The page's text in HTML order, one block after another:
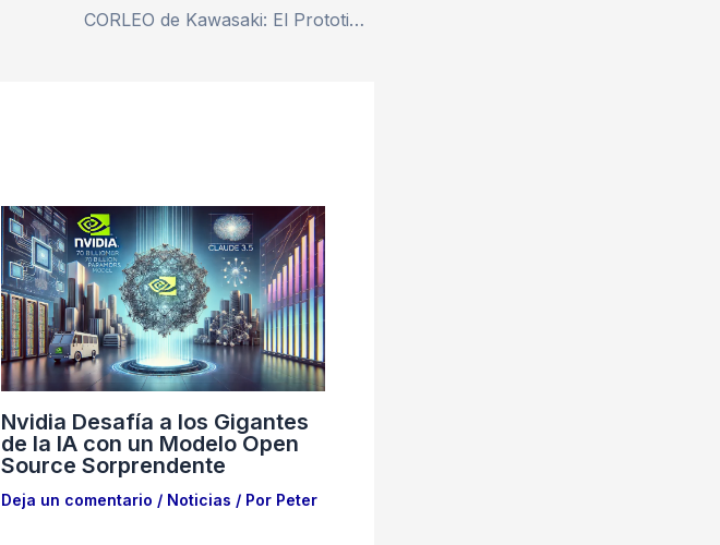
CORLEO de Kawasaki: El Prototipo Que Podría Redefinir la Movilidad Personal
Nvidia Desafía a los Gigantes
de la IA con un Modelo Open
Source Sorprendente
Deja un comentario / Noticias / Por Peter